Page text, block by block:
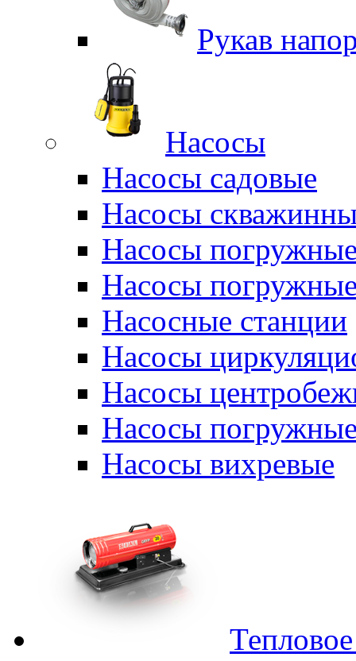
Рукав
Насосы
Насосы садовые
Насосы
Насосы
Насосы
Насосные станции
Насосы
Насосы
Насосы
Насосы вихревые